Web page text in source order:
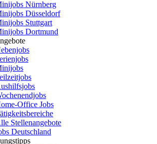
Nürnberg
Düsseldorf
Stuttgart
Dortmund
Office Jobs
Stellenangebote
Deutschland